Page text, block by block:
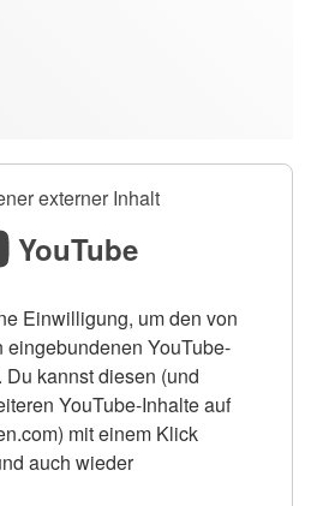
externer Inhalt
YouTube
Einwilligung, um den von
eingebundenen YouTube-
kannst diesen (und
YouTube-Inhalte auf
mit einem Klick
auch wieder